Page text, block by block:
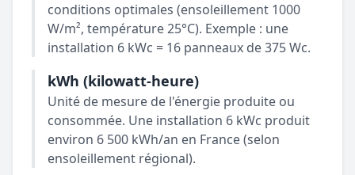
conditions optimales (ensoleillement 1000
W/m², température 25°C). Exemple : une
installation 6 kWc = 16 panneaux de 375 Wc.
kWh (kilowatt-heure)
Unité de mesure de l'énergie produite ou
consommée. Une installation 6 kWc produit
environ 6 500 kWh/an en France (selon
ensoleillement régional).